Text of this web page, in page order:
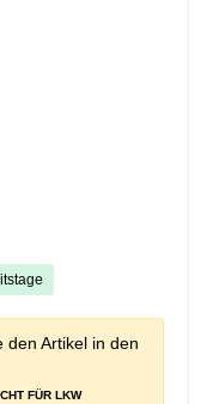
den Artikel in den
FÜR LKW